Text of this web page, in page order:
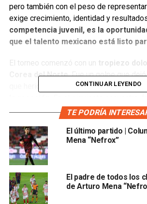
pero también con el peso de
exige crecimiento, identidad y
competencia juvenil, es la
que el talento mexicano está listo
El torneo comenzó con un tropiezo
Corea del Norte. Fue un golpe que dejó
que heridas. Pero lo más importante no
México mostró carácter,
poco común para su edad.Ese triunfo
por completo la atmósfera del grupo y
confianza.
Con el paso de los partidos, la selección
con su mejor versión:ordenada en
el medio campo y valiente al frente.
comenzaron a jugar con una convicción
CONTINUAR LEYENDO
TE PODRÍA
El último partido |
Mena “Nefrox”
El padre de todos los
de Arturo Mena